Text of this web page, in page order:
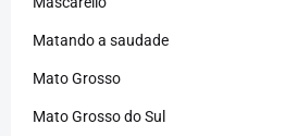
Matando a saudade
Mato Grosso
Mato Grosso do Sul